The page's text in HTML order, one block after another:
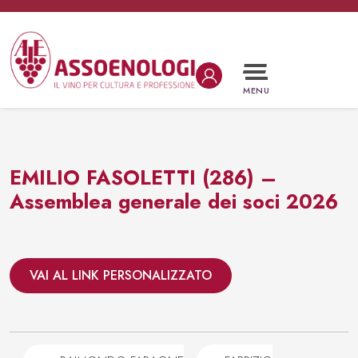
Vai al contenuto
Navigazione principale
MENU
EMILIO FASOLETTI (286) –
Assemblea generale dei soci 2026
VAI AL LINK PERSONALIZZATO